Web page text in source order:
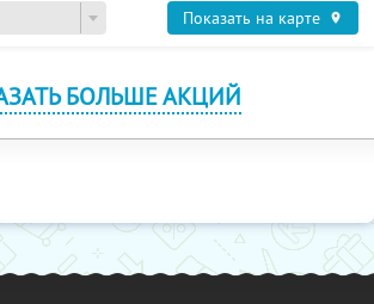
Показать на карте
БОЛЬШЕ АКЦИЙ